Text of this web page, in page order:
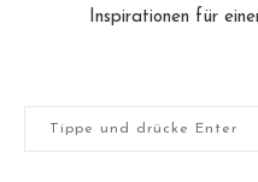
Inspirationen für